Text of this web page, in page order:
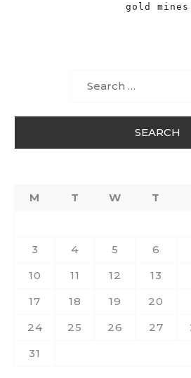
gold mines
for:
M T W T
3
4 5 6
10
11 12 13
17
18 19 20
24
25 26 27
31